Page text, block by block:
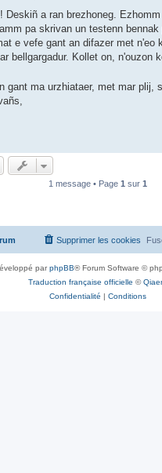
Deskiñ a ran brezhoneg.
pa skrivan un testenn bennak
e vefe gant an difazer met n'eo
bellgargadur. Kollet on, n'ouzon
gant ma urzhiataer, met mar plij,
1 message • Page 1 sur 1
Supprimer les cookies
parphpBB® Forum Software ©
Traduction française officielle ©
Confidentialité | Conditions